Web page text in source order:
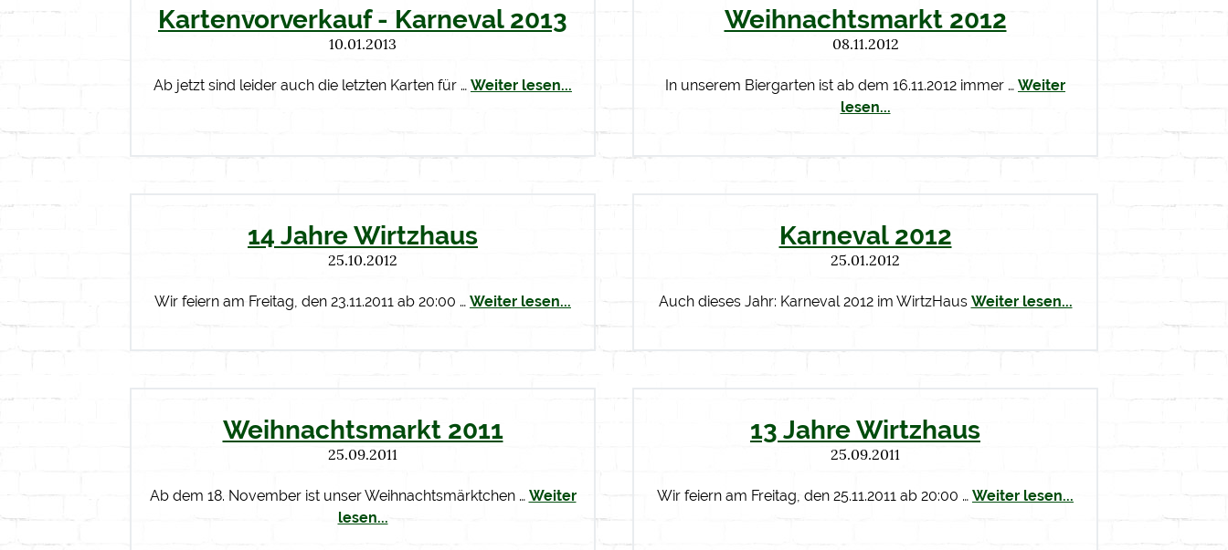
Kartenvorverkauf - Karneval 2013
10.01.2013
Ab jetzt sind leider auch die letzten Karten für … Weiter lesen...
Weihnachtsmarkt 2012
08.11.2012
In unserem Biergarten ist ab dem 16.11.2012 immer … Weiter
lesen...
14 Jahre Wirtzhaus
25.10.2012
Wir feiern am Freitag, den 23.11.2011 ab 20:00 … Weiter lesen...
Karneval 2012
25.01.2012
Auch dieses Jahr: Karneval 2012 im WirtzHaus Weiter lesen...
Weihnachtsmarkt 2011
25.09.2011
Ab dem 18. November ist unser Weihnachtsmärktchen … Weiter
lesen...
13 Jahre Wirtzhaus
25.09.2011
Wir feiern am Freitag, den 25.11.2011 ab 20:00 … Weiter lesen...